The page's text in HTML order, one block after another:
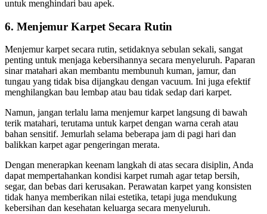
untuk menghindari bau apek.
6. Menjemur Karpet Secara Rutin
Menjemur karpet secara rutin, setidaknya sebulan sekali, sangat
penting untuk menjaga kebersihannya secara menyeluruh. Paparan
sinar matahari akan membantu membunuh kuman, jamur, dan
tungau yang tidak bisa dijangkau dengan vacuum. Ini juga efektif
menghilangkan bau lembap atau bau tidak sedap dari karpet.
Namun, jangan terlalu lama menjemur karpet langsung di bawah
terik matahari, terutama untuk karpet dengan warna cerah atau
bahan sensitif. Jemurlah selama beberapa jam di pagi hari dan
balikkan karpet agar pengeringan merata.
Dengan menerapkan keenam langkah di atas secara disiplin, Anda
dapat mempertahankan kondisi karpet rumah agar tetap bersih,
segar, dan bebas dari kerusakan. Perawatan karpet yang konsisten
tidak hanya memberikan nilai estetika, tetapi juga mendukung
kebersihan dan kesehatan keluarga secara menyeluruh.